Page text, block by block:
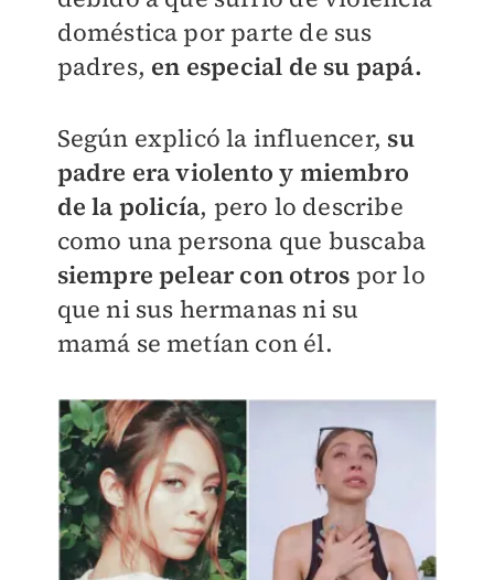
doméstica por parte de sus
padres, en especial de su papá.
Según explicó la influencer, su
padre era violento y miembro
de la policía, pero lo describe
como una persona que buscaba
siempre pelear con otros por lo
que ni sus hermanas ni su
mamá se metían con él.